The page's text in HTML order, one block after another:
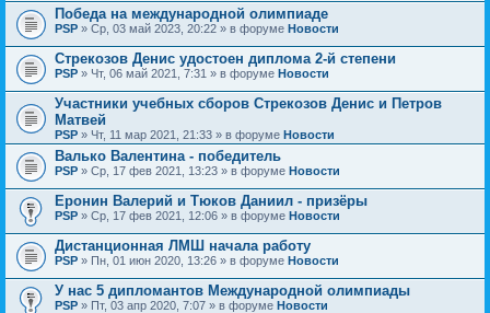
Победа на международной олимпиаде
PSP » Ср, 03 май 2023, 20:22 » в форуме Новости
Стрекозов Денис удостоен диплома 2-й степени
PSP » Чт, 06 май 2021, 7:31 » в форуме Новости
Участники учебных сборов Стрекозов Денис и Петров
Матвей
PSP » Чт, 11 мар 2021, 21:33 » в форуме Новости
Валько Валентина - победитель
PSP » Ср, 17 фев 2021, 13:23 » в форуме Новости
Еронин Валерий и Тюков Даниил - призёры
PSP » Ср, 17 фев 2021, 12:06 » в форуме Новости
Дистанционная ЛМШ начала работу
PSP » Пн, 01 июн 2020, 13:26 » в форуме Новости
У нас 5 дипломантов Международной олимпиады
PSP » Пт, 03 апр 2020, 7:07 » в форуме Новости